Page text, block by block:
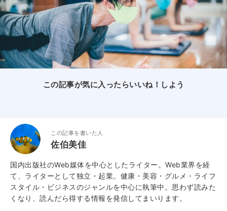
この記事が気に入ったらいいね！しよう
この記事を書いた人
佐伯美佳
国内出版社のWeb媒体を中心としたライター。Web業界を経
て、ライターとして独立・起業。健康・美容・グルメ・ライフ
スタイル・ビジネスのジャンルを中心に執筆中。思わず読みた
くなり、読んだら得する情報を発信してまいります。